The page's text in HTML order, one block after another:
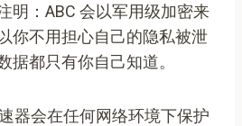
明：ABC 会以军用级加密来
你不用担心自己的隐私被泄
据都只有你自己知道。
器会在任何网络环境下保护